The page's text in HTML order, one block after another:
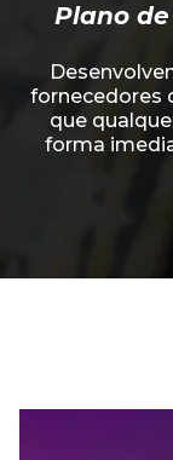
Plano
fornecedores
que
forma